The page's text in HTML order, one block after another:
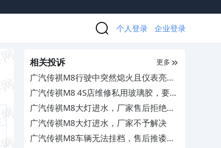
个人登录 企业登录
相关投诉 更多
广汽传祺M8行驶中突然熄火且仪表亮故
障码，存在严重安全隐患
广汽传祺M8 4S店维修私用玻璃胶，要求
免费更换大灯支架并补偿
广汽传祺M8大灯进水，厂家售后拒绝维
修
广汽传祺M8大灯进水，厂家不予解决
广汽传祺M8车辆无法挂档，售后推诿不